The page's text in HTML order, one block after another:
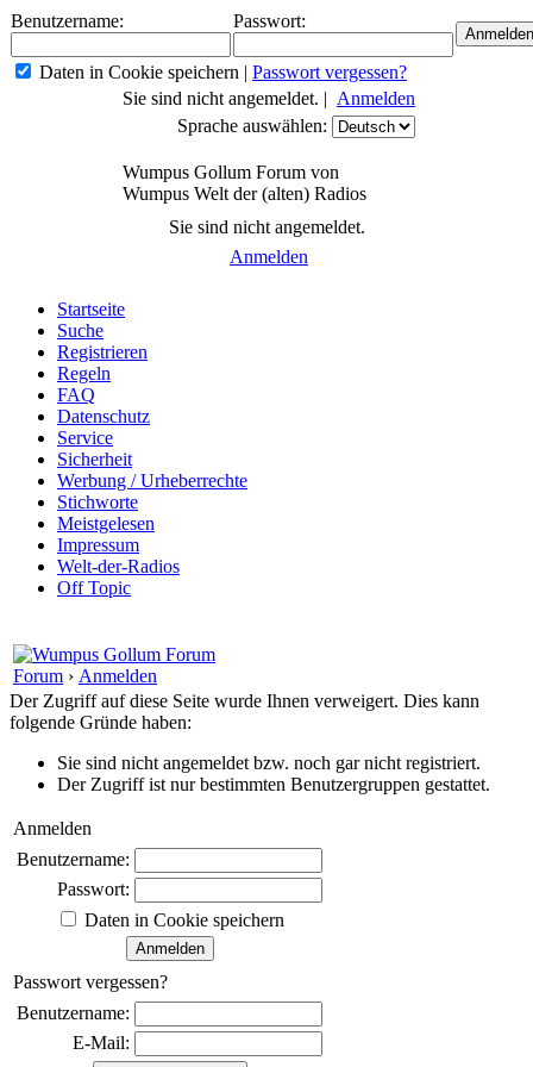
Benutzername: Passwort:
Daten in Cookie speichern | Passwort vergessen?
Sie sind nicht angemeldet. | Anmelden
Sprache auswählen:
Wumpus Gollum Forum von
Wumpus Welt der (alten) Radios
Sie sind nicht angemeldet.
Anmelden
Startseite
Suche
Registrieren
Regeln
FAQ
Datenschutz
Service
Sicherheit
Werbung / Urheberrechte
Stichworte
Meistgelesen
Impressum
Welt-der-Radios
Off Topic
Forum › Anmelden
Der Zugriff auf diese Seite wurde Ihnen verweigert. Dies kann
folgende Gründe haben:
Sie sind nicht angemeldet bzw. noch gar nicht registriert.
Der Zugriff ist nur bestimmten Benutzergruppen gestattet.
Anmelden
Benutzername:
Passwort:
Daten in Cookie speichern
Passwort vergessen?
Benutzername:
E-Mail: